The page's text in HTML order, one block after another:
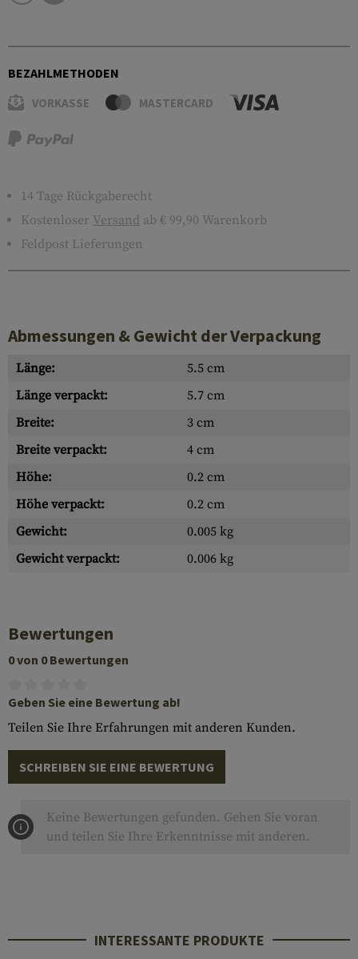
BEZAHLMETHODEN
VORKASSE MASTERCARD
14 Tage Rückgaberecht
Kostenloser Versand ab € 99,90 Warenkorb
Feldpost Lieferungen
Abmessungen & Gewicht der Verpackung
Länge:
5.5 cm
Länge verpackt:
5.7 cm
Breite:
3 cm
Breite verpackt:
4 cm
Höhe:
0.2 cm
Höhe verpackt:
0.2 cm
Gewicht:
0.005 kg
Gewicht verpackt:
0.006 kg
Bewertungen
0 von 0 Bewertungen
Geben Sie eine Bewertung ab!
Teilen Sie Ihre Erfahrungen mit anderen Kunden.
SCHREIBEN SIE EINE BEWERTUNG
Keine Bewertungen gefunden. Gehen Sie voran
und teilen Sie Ihre Erkenntnisse mit anderen.
INTERESSANTE PRODUKTE